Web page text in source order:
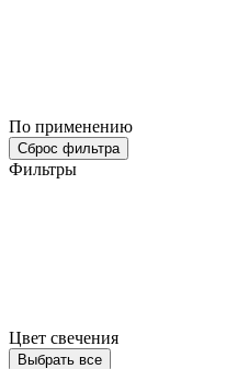
По применению
Сброс фильтра
Фильтры
Цвет свечения
Выбрать все